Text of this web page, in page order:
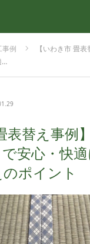
事例
【いわき市 畳
…
表替え事例
で安心・快
ポイント